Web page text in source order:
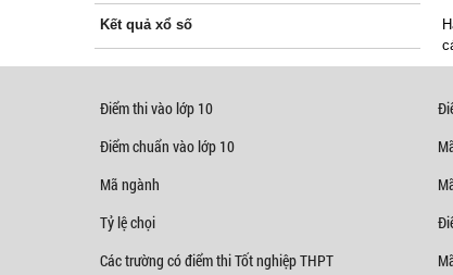
Kết quả xổ số
Điểm thi vào lớp 10
Điểm chuẩn vào lớp 10
Mã ngành
Tỷ lệ chọi
Các trường có điểm thi Tốt nghiệp THPT